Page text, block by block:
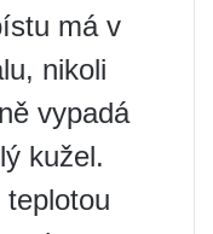
má v
nikoli
vypadá
kužel.